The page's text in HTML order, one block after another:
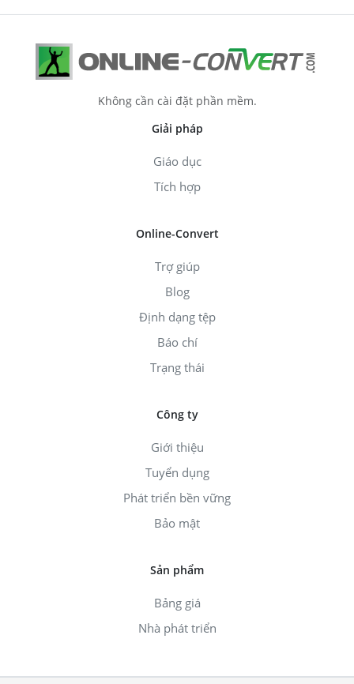
Không cần cài đặt phần mềm.
Giải pháp
Giáo dục
Tích hợp
Online-Convert
Trợ giúp
Blog
Định dạng tệp
Báo chí
Trạng thái
Công ty
Giới thiệu
Tuyển dụng
Phát triển bền vững
Bảo mật
Sản phẩm
Bảng giá
Nhà phát triển